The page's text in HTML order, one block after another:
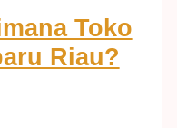
Toko
Riau?